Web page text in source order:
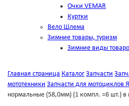
Очки VEMAR
Куртки
Вело Шлема
Зимние товары, туризм
Зимние виды
Главная страница Каталог Запчасти
мототехники Запчасти для мотоциклов
нормальные (58,0мм) (1 компл. =6 шт.) в